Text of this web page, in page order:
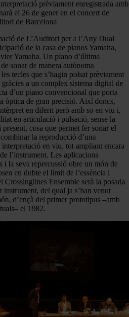
prèviament enregistrada
el 26 de gener en el concert de
de Barcelona
de L’Auditori per a l’Any Dual
de la casa de pianos Yamaha,
Yamaha. Un piano d’última
sonar de manera autònoma
tecles que s’hagin polsat prèviament
a un complex sistema digital de
d’un piano convencional que porta
òptica de gran precisió. Així doncs,
en diferit però amb so en viu i,
en articulació i pulsació, sense la
cosa que permet fer sonar el
la reproducció d’una
en viu, tot ampliant encara
l’instrument. Les aplicacions
i la seva repercussió obre un món de
en dubte el límit de l’essència i
Crossinglines Ensemble serà la posada
instrument, del qual ja s’han venut
d’ençà del primer prototipus –amb
el 1982.